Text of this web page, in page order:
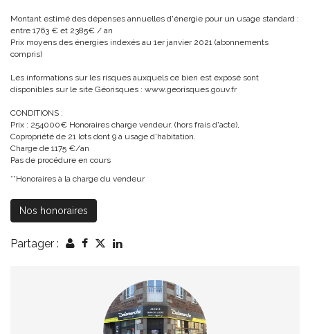
Montant estimé des dépenses annuelles d'énergie pour un usage standard :
entre 1763 € et 2385€ / an
Prix moyens des énergies indexés au 1er janvier 2021 (abonnements
compris)
Les informations sur les risques auxquels ce bien est exposé sont
disponibles sur le site Géorisques : www.georisques.gouv.fr
CONDITIONS :
Prix : 254000€ Honoraires charge vendeur. (hors frais d'acte),
Copropriété de 21 lots dont 9 à usage d'habitation.
Charge de 1175 €/an
Pas de procédure en cours
**Honoraires à la charge du vendeur
Nos honoraires
Partager :